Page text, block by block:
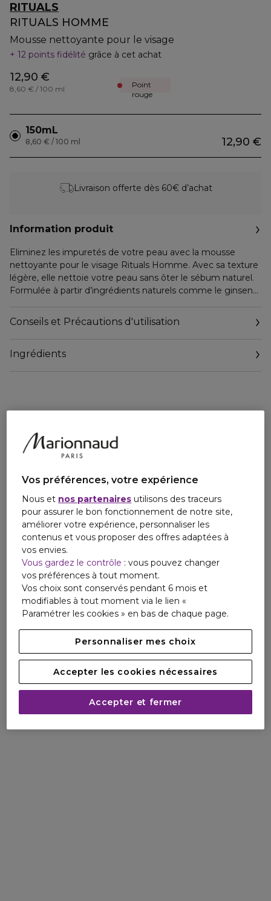
RITUALS
RITUALS HOMME
Mousse nettoyante pour le visage
12 points fidélité grâce à cet achat
12,90 €
8,60 € / 100 ml
Point
rouge
150mL
12,90 €
8,60 € / 100 ml
Livraison offerte dès 60€ d’achat
Information produit
Eliminez les impuretés de votre peau avec la mousse
nettoyante pour le visage Rituals Homme. Avec sa texture
légère, elle nettoie votre peau sans ôter le sébum naturel.
Formulée à partir d’ingrédients naturels comme le ginseng
et acide lactique – pour nettoyer votre peau en profondeur.
• Formule douce
Conseils et Précautions d'utilisation
Ingrédients
Vos préférences, votre expérience
Nous et nos partenaires utilisons des traceurs
pour assurer le bon fonctionnement de notre site,
améliorer votre expérience, personnaliser les
contenus et vous proposer des offres adaptées à
vos envies.
Vous gardez le contrôle : vous pouvez changer
vos préférences à tout moment.
Vos choix sont conservés pendant 6 mois et
modifiables à tout moment via le lien «
Paramétrer les cookies » en bas de chaque page.
Personnaliser mes choix
Accepter les cookies nécessaires
Accepter et fermer